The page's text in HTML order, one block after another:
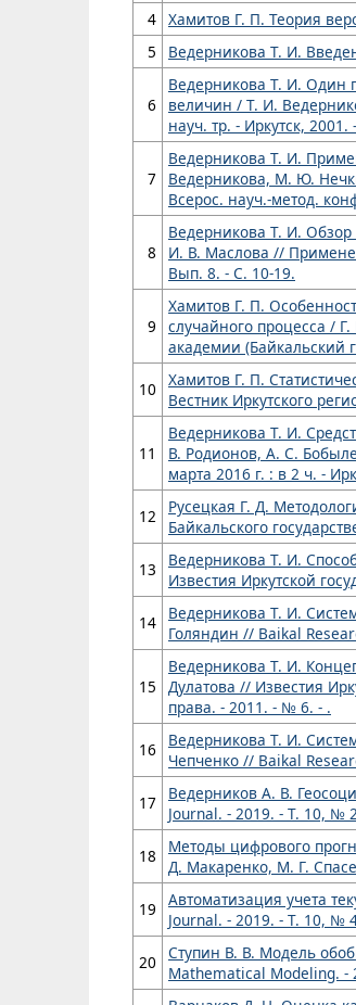
4 Хамитов Г. П. Теория
5
Ведерникова Т. И.
6
Ведерникова Т. И. Один
величин / Т. И.
науч. тр. - Иркутск, 2001.
7
Ведерникова Т. И.
Ведерникова, М. Ю.
Всерос. науч.-метод.
8
Ведерникова Т. И.
И. В. Маслова //
Вып. 8. - С. 10-19.
9
Хамитов Г. П.
случайного процесса /
академии (Байкальский
10
Хамитов Г. П.
Вестник Иркутского
11
Ведерникова Т. И.
В. Родионов, А. С.
марта 2016 г. : в 2 ч. -
12
Русецкая Г. Д.
Байкальского
13
Ведерникова Т. И.
Известия Иркутской
14
Ведерникова Т. И.
Голяндин // Baikal
15
Ведерникова Т. И.
Дулатова // Известия
права. - 2011. - № 6. - .
16
Ведерникова Т. И.
Чепченко // Baikal
17
Ведерников А. В.
Journal. - 2019. - Т. 10, №
18
Методы цифрового
Д. Макаренко, М. Г.
19
Автоматизация учета
Journal. - 2019. - Т. 10, №
20
Ступин В. В. Модель
Mathematical Modeling. -